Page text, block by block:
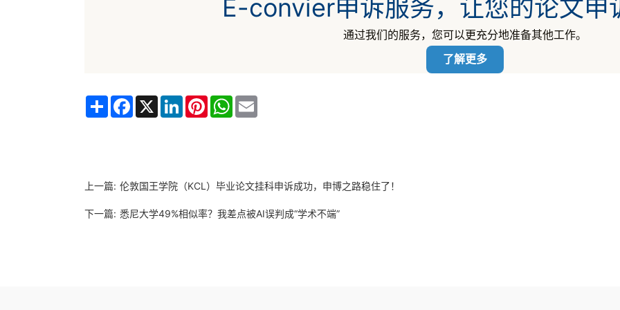
E-convier申诉服务，让您的论文申
通过我们的服务，您可以更充分地准备其他工作。
了解更多
Share Facebook
X LinkedInPinterestWhatsApp
上一篇: 伦敦国王学院（KCL）毕业论文挂科申诉成功，申博之路稳住了！
下一篇: 悉尼大学49%相似率？我差点被AI误判成“学术不端”